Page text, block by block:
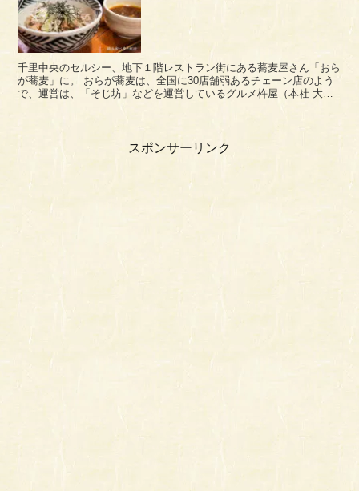
千里中央のセルシー、地下１階レストラン街にある蕎麦屋さん「おら
が蕎麦」に。 おらが蕎麦は、全国に30店舗弱あるチェーン店のよう
で、運営は、「そじ坊」などを運営しているグルメ杵屋（本社 大阪
スポンサーリンク